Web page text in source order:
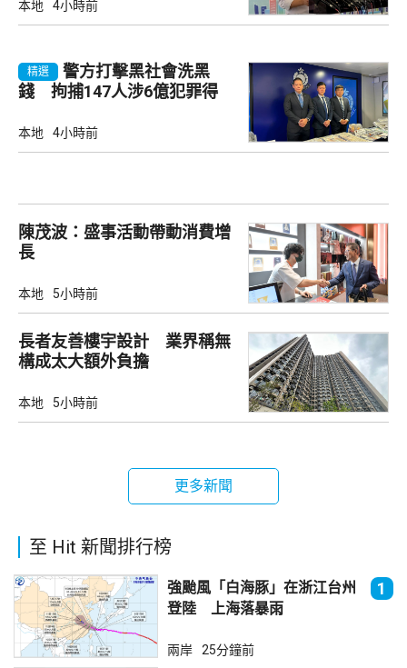
本地 4小時前
精選
警方打擊黑社會洗黑
錢 拘捕147人涉6億犯罪得
本地 4小時前
陳茂波：盛事活動帶動消費增
長
本地 5小時前
長者友善樓宇設計 業界稱無
構成太大額外負擔
本地 5小時前
更多新聞
至 Hit 新聞排行榜
強颱風「白海豚」在浙江台州
登陸 上海落暴雨
1
兩岸 25分鐘前